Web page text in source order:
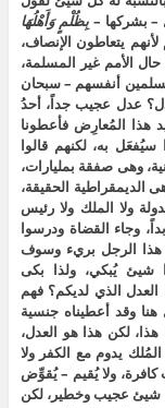
– بشركها –بِظُلْمٍ وَأَهْلُهَا
يتعاطون الإنصاف،
الأمم غير المسلمة،
أنفسهم – سبحان
عدل عجيب جداً، أحدُ
هذا المُعارِض فأعطونا
به، لكنهم قالوا
وهى صفقة بمليارات،
الحقيقة،
ولا الملك ولا رئيس
وجاء القضاة ودرسوا
هذا الرجل بريء وسوف
شيئ يُبكي، ولذا بكى
الذي لديكم؟ فهم
وقد أعطيناه جنسية
لكن هذا هو العدل،
يدوم مع الكفر ولا
كافرة، ولا يُقيم – يُقوِّض
شيئ عجيب وخطير، لكن